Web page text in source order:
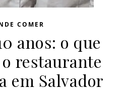
COMER
anos: o que
restaurante
em Salvador